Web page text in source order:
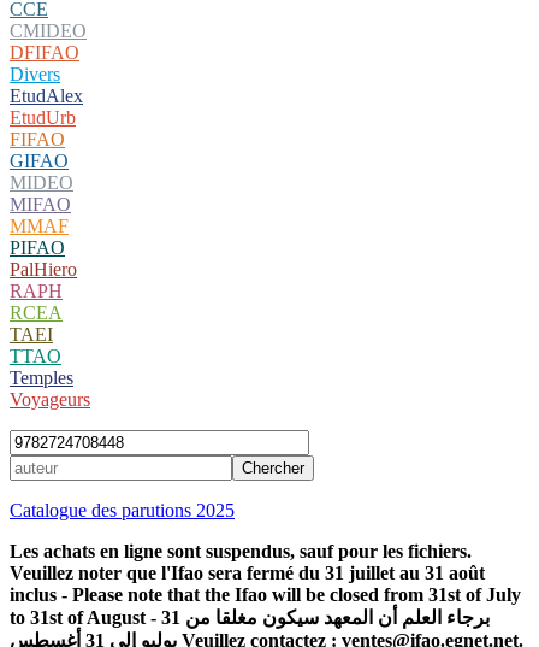
CCE
CMIDEO
DFIFAO
Divers
EtudAlex
EtudUrb
FIFAO
GIFAO
MIDEO
MIFAO
MMAF
PIFAO
PalHiero
RAPH
RCEA
TAEI
TTAO
Temples
Voyageurs
Catalogue des parutions 2025
Les achats en ligne sont suspendus, sauf pour les fichiers.
Veuillez noter que l'Ifao sera fermé du 31 juillet au 31 août
inclus - Please note that the Ifao will be closed from 31st of July
to 31st of August - برجاء العلم أن المعهد سيكون مغلقا من 31
يوليو إلى 31 أغسطس Veuillez contactez : ventes@ifao.egnet.net.